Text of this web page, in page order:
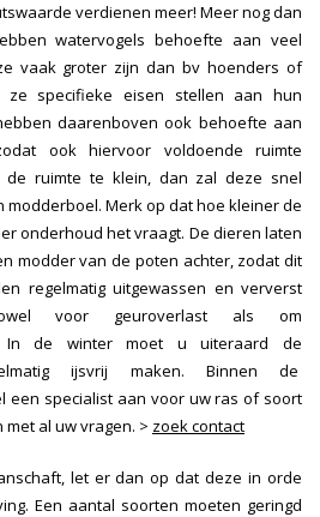
verdienen meer! Meer nog dan
watervogels behoefte aan veel
vaak groter zijn dan bv hoenders of
ze specifieke eisen stellen aan hun
daarenboven ook behoefte aan
ook hiervoor voldoende ruimte
de ruimte te klein, dan zal deze snel
Merk op dat hoe kleiner de
onderhoud het vraagt. De dieren laten
modder van de poten achter, zodat dit
regelmatig uitgewassen en ververst
voor geuroverlast als om
In de winter moet u uiteraard de
ijsvrij maken. Binnen de
een specialist aan voor uw ras of soort
al uw vragen. > zoek contact
let er dan op dat deze in orde
Een aantal soorten moeten geringd